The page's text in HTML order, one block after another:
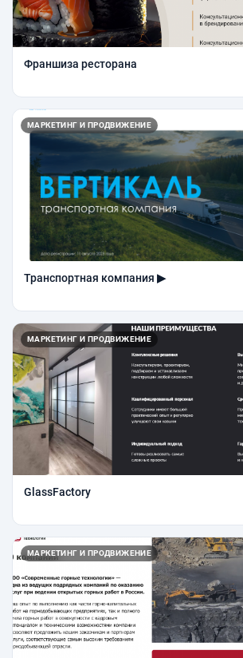
Франшиза ресторана
МАРКЕТИНГ И ПРОДВИЖЕНИЕ
Транспортная компания ▶
МАРКЕТИНГ И ПРОДВИЖЕНИЕ
GlassFactory
МАРКЕТИНГ И ПРОДВИЖЕНИЕ